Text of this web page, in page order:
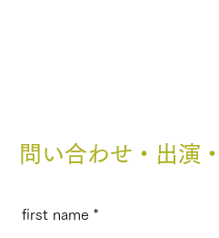
問い合わせ・出演
first name